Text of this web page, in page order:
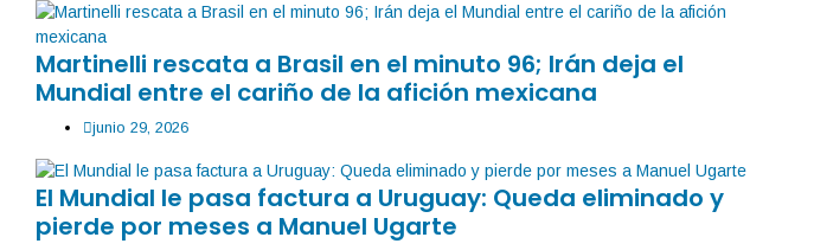
Martinelli rescata a Brasil en el minuto 96; Irán deja el
Mundial entre el cariño de la afición mexicana
junio 29, 2026
El Mundial le pasa factura a Uruguay: Queda eliminado y
pierde por meses a Manuel Ugarte